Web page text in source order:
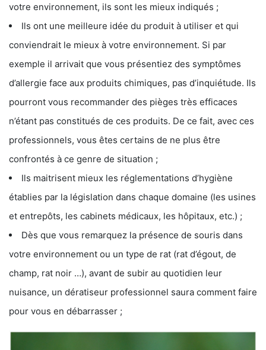
votre environnement, ils sont les mieux indiqués ;
Ils ont une meilleure idée du produit à utiliser et qui
conviendrait le mieux à votre environnement. Si par
exemple il arrivait que vous présentiez des symptômes
d’allergie face aux produits chimiques, pas d’inquiétude. Ils
pourront vous recommander des pièges très efficaces
n’étant pas constitués de ces produits. De ce fait, avec ces
professionnels, vous êtes certains de ne plus être
confrontés à ce genre de situation ;
Ils maitrisent mieux les réglementations d’hygiène
établies par la législation dans chaque domaine (les usines
et entrepôts, les cabinets médicaux, les hôpitaux, etc.) ;
Dès que vous remarquez la présence de souris dans
votre environnement ou un type de rat (rat d’égout, de
champ, rat noir …), avant de subir au quotidien leur
nuisance, un dératiseur professionnel saura comment faire
pour vous en débarrasser ;